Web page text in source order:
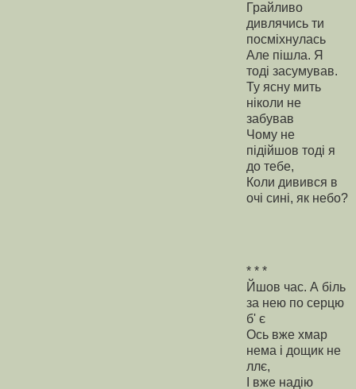
Грайливо
дивлячись ти
посміхнулась
Але пішла. Я
тоді засумував.
Ту ясну мить
ніколи не
забував
Чому не
підійшов тоді я
до тебе,
Коли дивився в
очі сині, як небо?
* * *
Йшов час. А біль
за нею по серцю
б' є
Ось вже хмар
нема і дощик не
ллє,
І вже надію